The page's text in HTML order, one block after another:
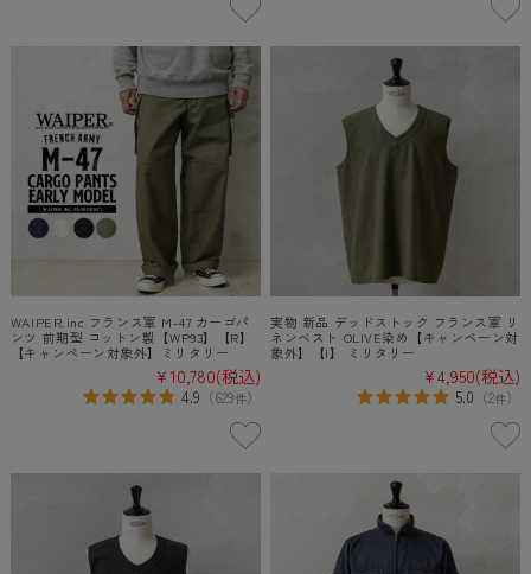
WAIPER.inc フランス軍 M-47 カーゴパ
ンツ 前期型 コットン製【WP93】【R】
【キャンペーン対象外】ミリタリー
¥10,780(税込)
4.9 （629件）
実物 新品 デッドストック フランス軍 リ
ネンベスト OLIVE染め【キャンペーン対
象外】【I】 ミリタリー
¥4,950(税込)
5.0 （2件）